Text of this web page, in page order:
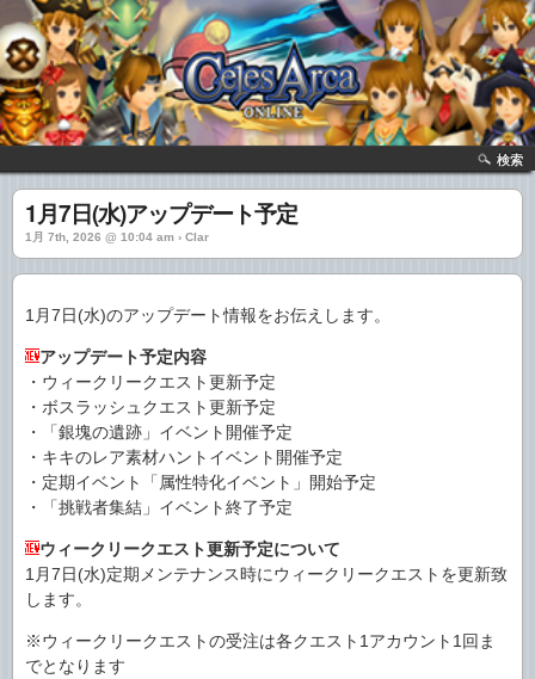
検索
1月7日(水)アップデート予定
1月 7th, 2026 @ 10:04 am › Clar
1月7日(水)のアップデート情報をお伝えします。
アップデート予定内容
・ウィークリークエスト更新予定
・ボスラッシュクエスト更新予定
・「銀塊の遺跡」イベント開催予定
・キキのレア素材ハントイベント開催予定
・定期イベント「属性特化イベント」開始予定
・「挑戦者集結」イベント終了予定
ウィークリークエスト更新予定について
1月7日(水)定期メンテナンス時にウィークリークエストを更新致
します。
※ウィークリークエストの受注は各クエスト1アカウント1回ま
でとなります